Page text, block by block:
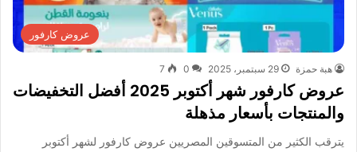
عروض كارفور
هبة حمزة 29 سبتمبر، 2025 0
7
عروض كارفور شهر أكتوبر 2025 أفضل التخفيضات
والمنتجات بأسعار مذهلة
يترقب الكثير من المتسوقين المصريين عروض كارفور لشهر أكتوبر